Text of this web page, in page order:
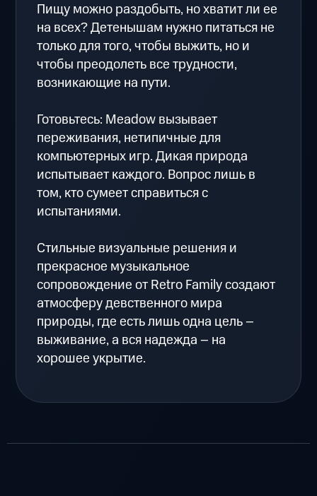
Пищу можно раздобыть, но хватит ли ее
на всех? Детенышам нужно питаться не
только для того, чтобы выжить, но и
чтобы преодолеть все трудности,
возникающие на пути.
Готовьтесь: Meadow вызывает
переживания, нетипичные для
компьютерных игр. Дикая природа
испытывает каждого. Вопрос лишь в
том, кто сумеет справиться с
испытаниями.
Стильные визуальные решения и
прекрасное музыкальное
сопровождение от Retro Family создают
атмосферу девственного мира
природы, где есть лишь одна цель –
выживание, а вся надежда – на
хорошее укрытие.